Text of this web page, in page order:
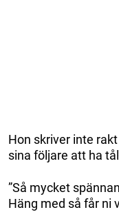
Hon skriver inte
sina följare att ha
”Så mycket
Häng med så får ni